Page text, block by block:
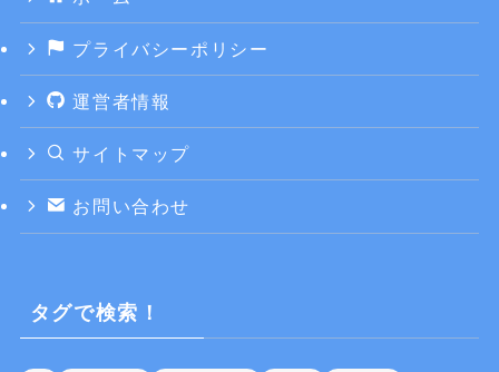
プライバシーポリシー
運営者情報
サイトマップ
お問い合わせ
タグで検索！